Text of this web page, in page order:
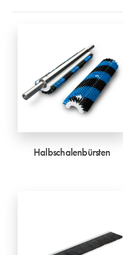
Halbschalenbürsten